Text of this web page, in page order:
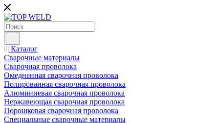
Каталог
Сварочные материалы
Сварочная проволока
Омедненная сварочная проволока
Полированная сварочная проволока
Алюминиевая сварочная проволока
Нержавеющая сварочная проволока
Порошковая сварочная проволока
Специальные сварочные материалы